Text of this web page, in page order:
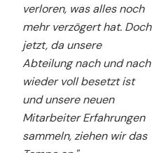
verloren, was alles noch
mehr verzögert hat. Doch
jetzt, da unsere
Abteilung nach und nach
wieder voll besetzt ist
und unsere neuen
Mitarbeiter Erfahrungen
sammeln, ziehen wir das